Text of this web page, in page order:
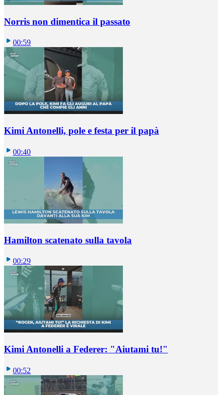
Norris non dimentica il passato
00:59
Kimi Antonelli, pole e festa per il papà
00:40
Hamilton scatenato sulla tavola
00:29
Kimi Antonelli a Federer: "Aiutami tu!"
00:52